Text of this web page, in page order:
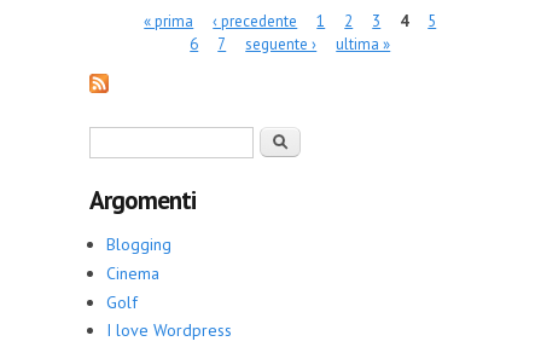
Pagine« prima ‹ precedente 1 2 3 4
5
6
7 seguente › ultima »
Cerca
Argomenti
Blogging
Cinema
Golf
I love Wordpress